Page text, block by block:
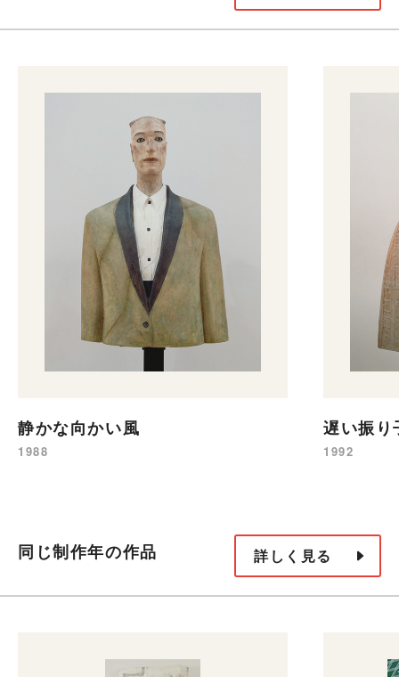
静かな向かい風
1988
遅い振り
1992
同じ制作年の作品 詳しく見る